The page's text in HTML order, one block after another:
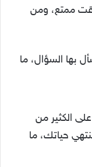
ممتع، ومن
بها السؤال، ما
الكثير من
حياتك، ما